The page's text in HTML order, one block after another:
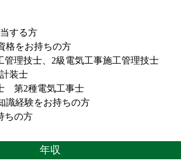
する方
格をお持ちの方
管理技士、2級電気工事施工管理技士
装士
第2種電気工事士
識経験をお持ちの方
ちの方
年収